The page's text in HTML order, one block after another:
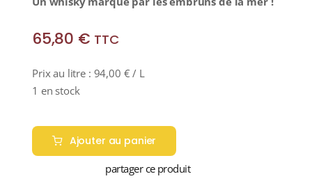
65,80 € TTC
Prix au litre : 94,00 € / L
1 en stock
de
Mc
Ajouter au panier
partager ce produit